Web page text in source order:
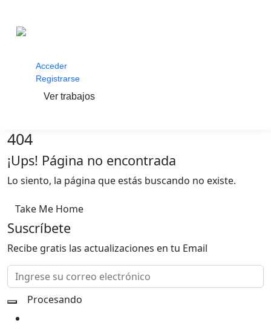
Acceder
Registrarse
Ver trabajos
404
¡Ups! Página no encontrada
Lo siento, la página que estás buscando no existe.
Take Me Home
Suscríbete
Recibe gratis las actualizaciones en tu Email